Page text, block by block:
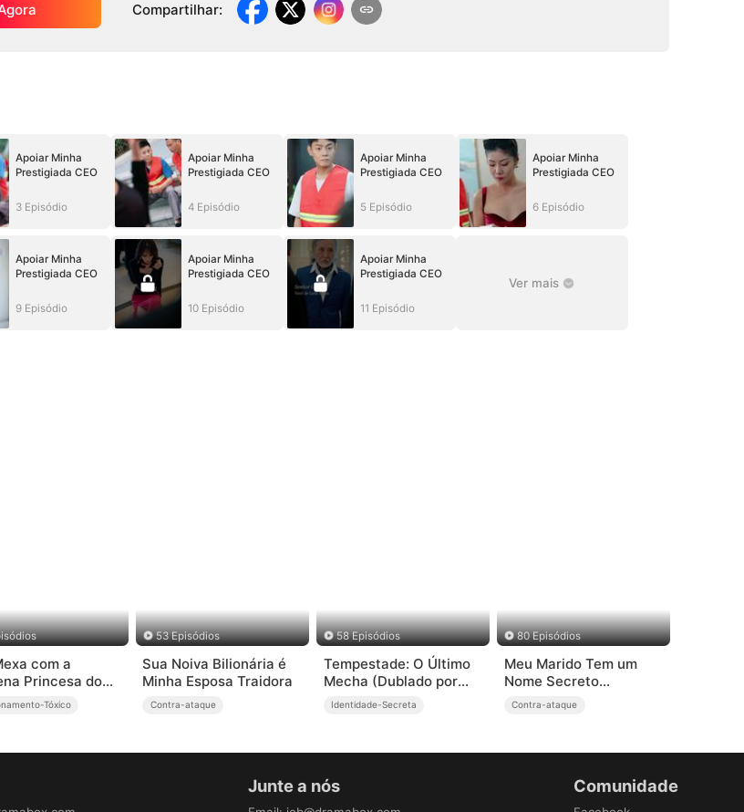
Compartilhar:
Apoiar Minha
Prestigiada CEO
3 Episódio
Apoiar Minha
Prestigiada CEO
4 Episódio
Apoiar Minha
Prestigiada CEO
5 Episódio
Apoiar Minha
Prestigiada CEO
6 Episódio
Apoiar Minha
Prestigiada CEO
9 Episódio
Apoiar Minha
Prestigiada CEO
10 Episódio
Apoiar Minha
Prestigiada CEO
11 Episódio
Ver mais
com a
Princesa do
Tóxico
53 Episódios
Sua Noiva Bilionária é
Minha Esposa Traidora
Contra-ataque
58 Episódios
Tempestade: O Último
Mecha (Dublado por
Atores)
Identidade-Secreta
80 Episódios
Meu Marido Tem um
Nome Secreto
(Dublado)
Contra-ataque
Junte a nós Comunidade